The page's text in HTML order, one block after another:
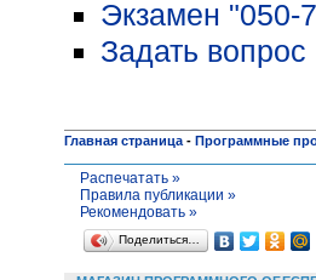
Экзамен "050-
Задать
Главная страница - Программные
Распечатать »
Правила публикации »
Рекомендовать »
Поделиться…